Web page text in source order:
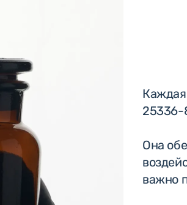
Каждая
25336-
Она
важно